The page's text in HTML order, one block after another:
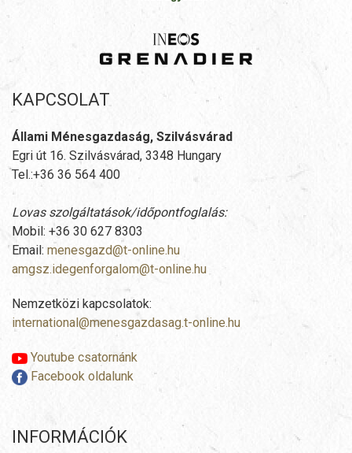
KAPCSOLAT
Állami Ménesgazdaság, Szilvásvárad
Egri út 16. Szilvásvárad, 3348 Hungary
Tel.:+36 36 564 400
Lovas szolgáltatások/időpontfoglalás:
Mobil: +36 30 627 8303
Email: menesgazd@t-online.hu
amgsz.idegenforgalom@t-online.hu
Nemzetközi kapcsolatok:
international@menesgazdasag.t-online.hu
Youtube csatornánk
Facebook oldalunk
INFORMÁCIÓK